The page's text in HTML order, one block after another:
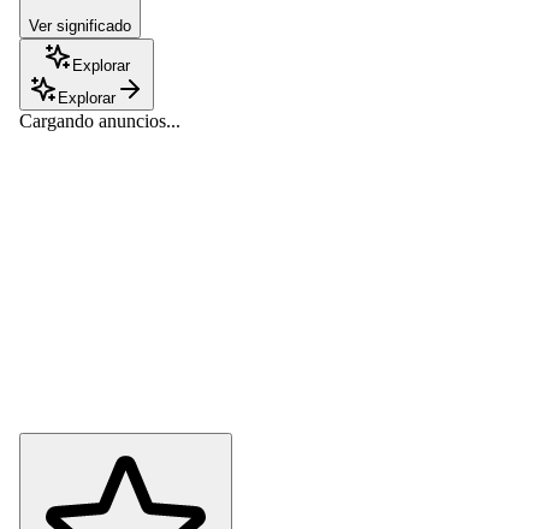
Ver significado
Explorar
Explorar
Cargando anuncios...